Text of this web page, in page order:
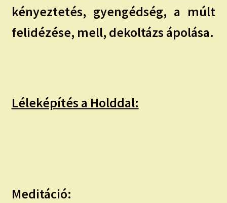
kényeztetés, gyengédség, a múlt
felidézése, mell, dekoltázs ápolása.
Léleképítés a Holddal:
Meditáció: